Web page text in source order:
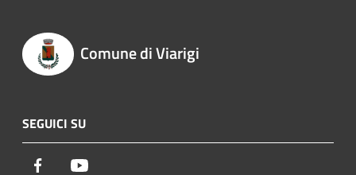
Comune di Viarigi
SEGUICI SU
Facebook